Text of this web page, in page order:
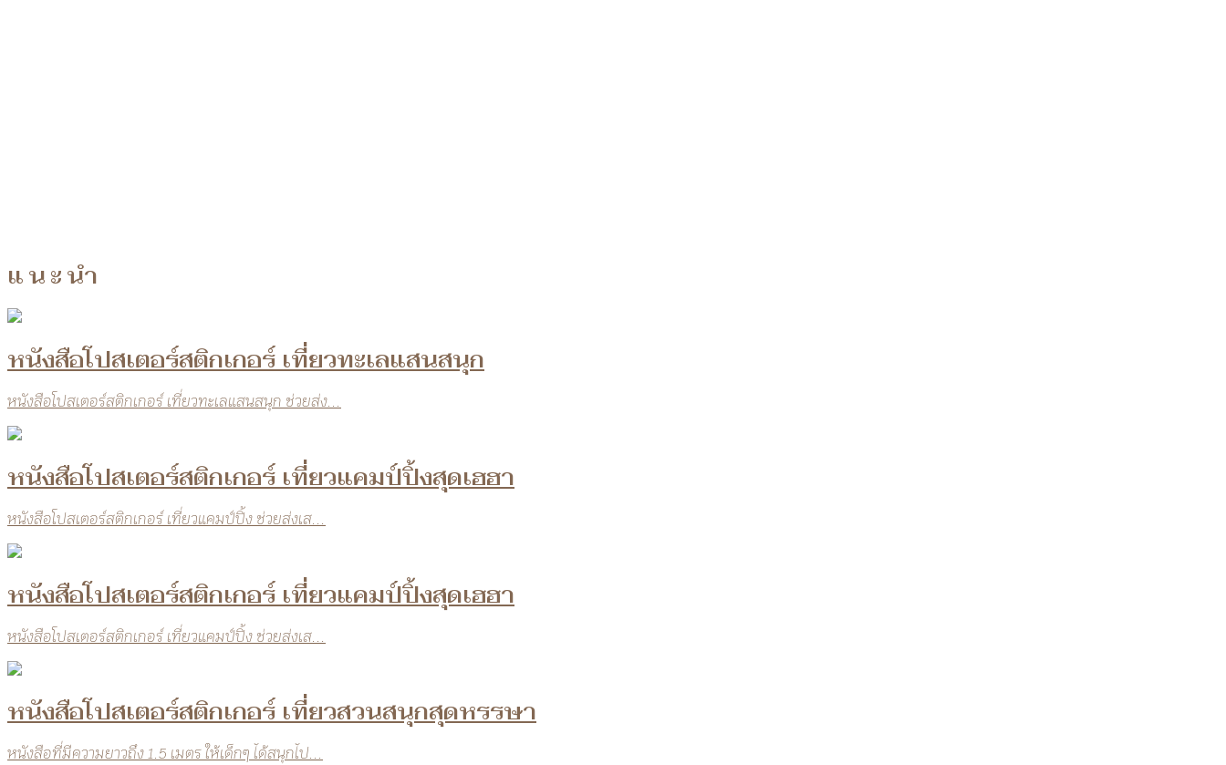
แนะนำ
หนังสือโปสเตอร์สติกเกอร์ เที่ยวทะเลแสนสนุก
หนังสือโปสเตอร์สติกเกอร์ เที่ยวทะเลแสนสนุก ช่วยส่ง...
หนังสือโปสเตอร์สติกเกอร์ เที่ยวแคมป์ปิ้งสุดเฮฮา
หนังสือโปสเตอร์สติกเกอร์ เที่ยวแคมป์ปิ้ง ช่วยส่งเส...
หนังสือโปสเตอร์สติกเกอร์ เที่ยวแคมป์ปิ้งสุดเฮฮา
หนังสือโปสเตอร์สติกเกอร์ เที่ยวแคมป์ปิ้ง ช่วยส่งเส...
หนังสือโปสเตอร์สติกเกอร์ เที่ยวสวนสนุกสุดหรรษา
หนังสือที่มีความยาวถึง 1.5 เมตร ให้เด็กๆ ได้สนุกไป...